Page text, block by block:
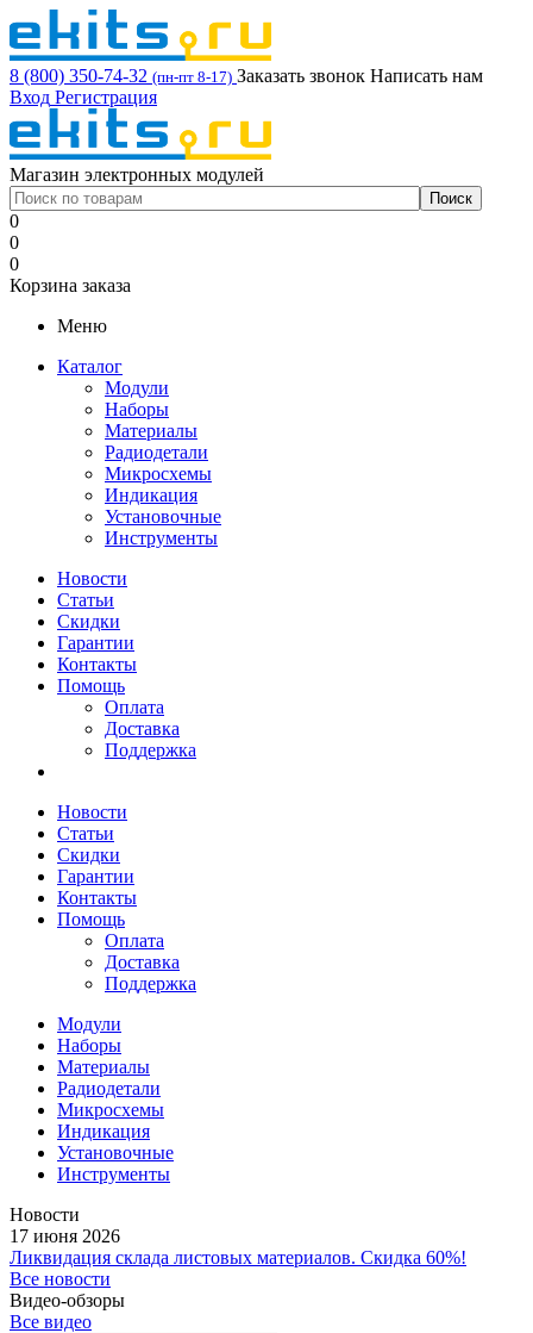
8 (800) 350-74-32 (пн-пт 8-17) Заказать звонок Написать нам
Вход Регистрация
Магазин электронных модулей
0
0
0
Корзина заказа
Меню
Каталог
Модули
Наборы
Материалы
Радиодетали
Микросхемы
Индикация
Установочные
Инструменты
Новости
Статьи
Скидки
Гарантии
Контакты
Помощь
Оплата
Доставка
Поддержка
Новости
Статьи
Скидки
Гарантии
Контакты
Помощь
Оплата
Доставка
Поддержка
Модули
Наборы
Материалы
Радиодетали
Микросхемы
Индикация
Установочные
Инструменты
Новости
17 июня 2026
Ликвидация склада листовых материалов. Скидка 60%!
Все новости
Видео-обзоры
Все видео